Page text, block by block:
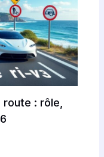
: rôle,